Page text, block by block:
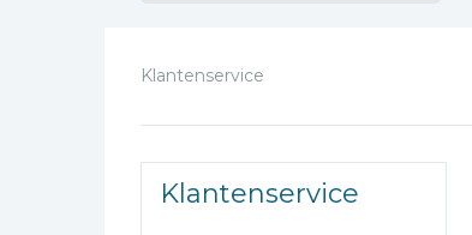
De Bijbel
Bijbelse Dagboeken 2026
Bijbelse dagboeken
Bijbelstudie groepen
Klantenservice
Klantenservice